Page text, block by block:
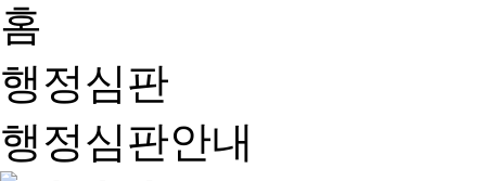
홈
행정심판
행정심판안내